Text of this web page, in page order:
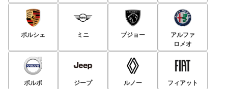
ポルシェ ミニ プジョー
アルファ
ロメオ
ボルボ ジープ ルノー フィアット